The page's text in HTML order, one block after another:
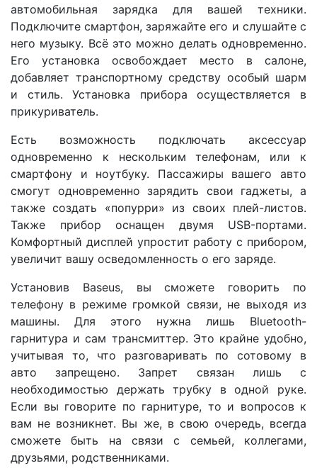
автомобильная зарядка для вашей техники.
Подключите смартфон, заряжайте его и слушайте с
него музыку. Всё это можно делать одновременно.
Его установка освобождает место в салоне,
добавляет транспортному средству особый шарм
и стиль. Установка прибора осуществляется в
прикуриватель.
Есть возможность подключать аксессуар
одновременно к нескольким телефонам, или к
смартфону и ноутбуку. Пассажиры вашего авто
смогут одновременно зарядить свои гаджеты, а
также создать «попурри» из своих плей-листов.
Также прибор оснащен двумя USB-портами.
Комфортный дисплей упростит работу с прибором,
увеличит вашу осведомленность о его заряде.
Установив Baseus, вы сможете говорить по
телефону в режиме громкой связи, не выходя из
машины. Для этого нужна лишь Bluetooth-
гарнитура и сам трансмиттер. Это крайне удобно,
учитывая то, что разговаривать по сотовому в
авто запрещено. Запрет связан лишь с
необходимостью держать трубку в одной руке.
Если вы говорите по гарнитуре, то и вопросов к
вам не возникнет. Вы же, в свою очередь, всегда
сможете быть на связи с семьей, коллегами,
друзьями, родственниками.